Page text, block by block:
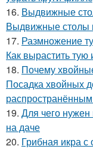
16. Выдвижные
Выдвижные столы
17. Размножение
Как вырастить тую
18. Почему
Посадка хвойных
19. Для чего нужен
на даче
20. Грибная икра